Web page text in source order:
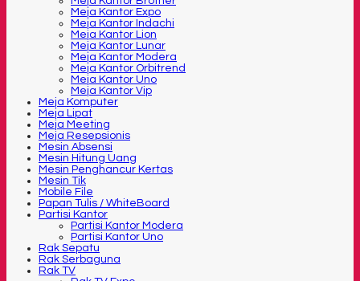
Meja Kantor Expo
Meja Kantor Indachi
Meja Kantor Lion
Meja Kantor Lunar
Meja Kantor Modera
Meja Kantor Orbitrend
Meja Kantor Uno
Meja Kantor Vip
Meja Komputer
Meja Lipat
Meja Meeting
Meja Resepsionis
Mesin Absensi
Mesin Hitung Uang
Mesin Penghancur Kertas
Mesin Tik
Mobile File
Papan Tulis / WhiteBoard
Partisi Kantor
Partisi Kantor Modera
Partisi Kantor Uno
Rak Sepatu
Rak Serbaguna
Rak TV